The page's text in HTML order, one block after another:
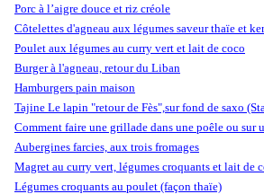
Porc à l’aigre douce et riz créole
Côtelettes d'agneau aux légumes saveur thaïe et
Poulet aux légumes au curry vert et lait de coco
Burger à l'agneau, retour du Liban
Hamburgers pain maison
Tajine Le lapin "retour de Fès",sur fond de saxo
Comment faire une grillade dans une poêle ou sur
Aubergines farcies, aux trois fromages
Magret au curry vert, légumes croquants et lait de
Légumes croquants au poulet (façon thaïe)